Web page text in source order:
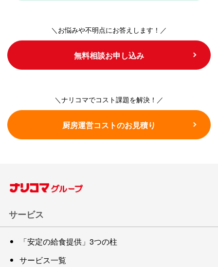
＼お悩みや不明点にお答えします！／
無料相談お申し込み
＼ナリコマでコスト課題を解決！／
厨房運営コストのお見積り
サービス
「安定の給食提供」3つの柱
サービス一覧